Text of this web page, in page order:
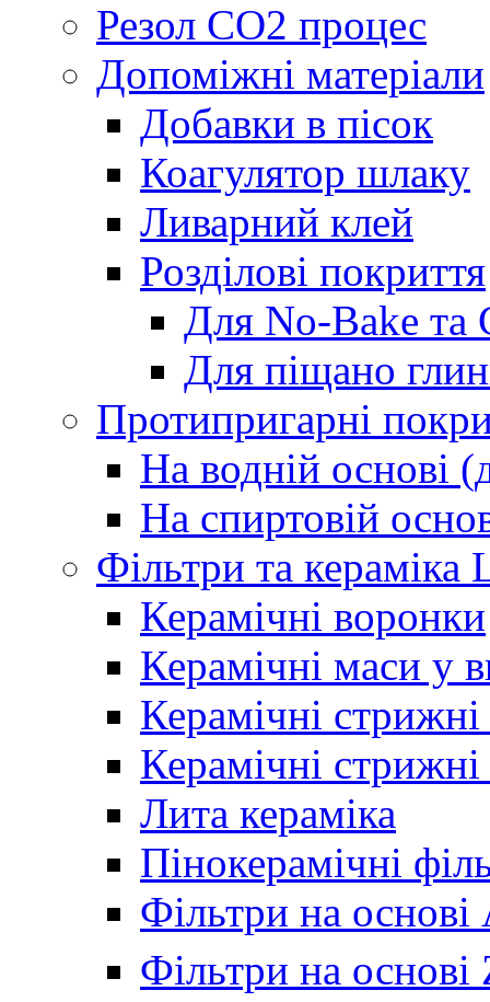
Резол СО2 процес
Допоміжні матеріали
Добавки в пісок
Коагулятор шлаку
Ливарний клей
Розділові покриття
Для No-Bake та
Для піщано
Протипригарні
На водній основі
На спиртовій
Фільтри та кераміка
Керамічні воронки
Керамічні маси у
Керамічні
Керамічні
Лита кераміка
Пінокерамічні
Фільтри на основі
Фільтри на основі